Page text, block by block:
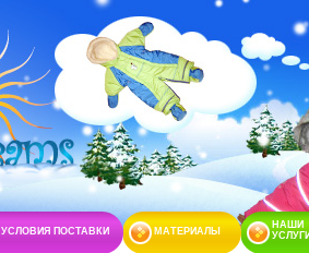
УСЛОВИЯ ПОСТАВКИ МАТЕРИАЛЫ
НАШИ